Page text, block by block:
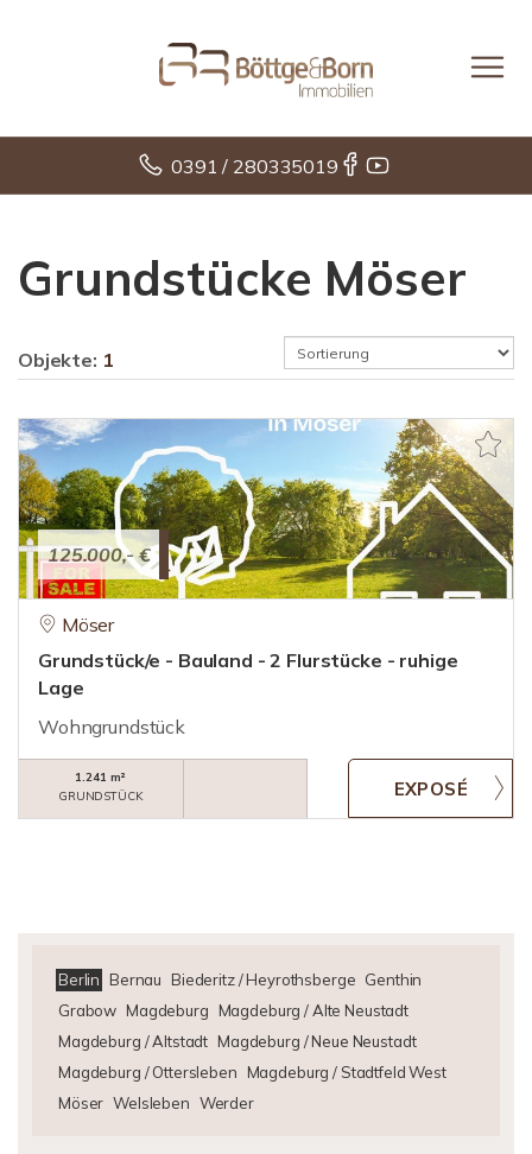
0391 / 280335019
Grundstücke Möser
Objekte: 1
125.000,- €
Möser
Grundstück/e - Bauland - 2 Flurstücke - ruhige
Lage
Wohngrundstück
1.241 m²
GRUNDSTÜCK
Berlin Bernau Biederitz / Heyrothsberge Genthin
Grabow Magdeburg Magdeburg / Alte Neustadt
Magdeburg / Altstadt Magdeburg / Neue Neustadt
Magdeburg / Ottersleben Magdeburg / Stadtfeld West
Möser Welsleben Werder